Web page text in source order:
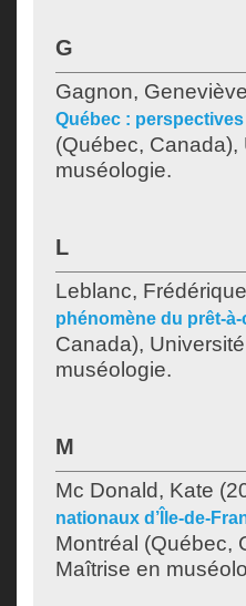
G
Gagnon, Geneviève
Québec :
(Québec,
muséologie.
L
Leblanc, Frédérique
phénomène du prêt-
Canada),
muséologie.
M
Mc Donald, Kate
nationaux d’Île-de-
Montréal (Québec,
Maîtrise en